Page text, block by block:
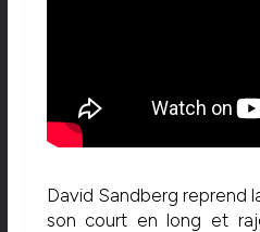
David Sandberg reprend
son court en long et